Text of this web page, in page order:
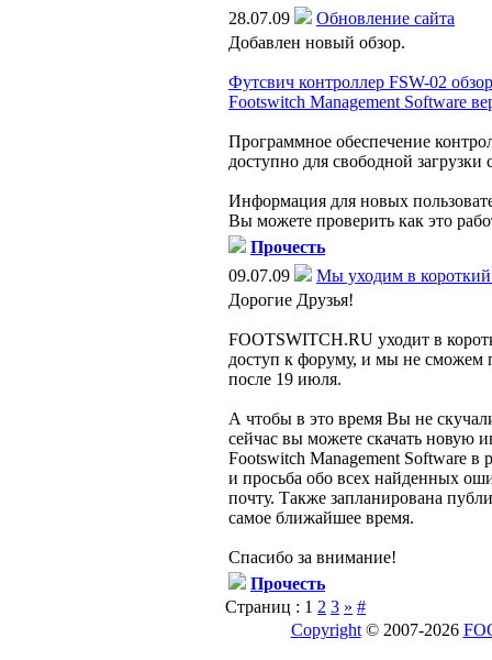
28.07.09
Обновление сайта
Добавлен новый обзор.
Футсвич контроллер FSW-02
Footswitch Management Software
Программное обеспечение
доступно для свободной загрузки
Информация для новых
Вы можете проверить как это
Прочесть
09.07.09
Мы уходим в короткий
Дорогие Друзья!
FOOTSWITCH.RU уходит в
доступ к форуму, и мы не сможем
после 19 июля.
А чтобы в это время Вы не
сейчас вы можете скачать новую
Footswitch Management Software в
и просьба обо всех найденных
почту. Также запланирована
самое ближайшее время.
Спасибо за внимание!
Прочесть
Страниц : 1 2 3 » #
Copyright© 2007-2026